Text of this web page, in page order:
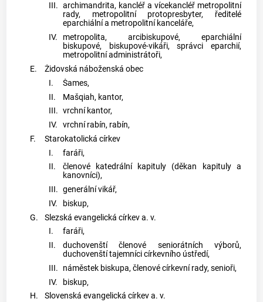
III. archimandrita, kancléř a vícekancléř metropolitní
rady, metropolitní protopresbyter, ředitelé
eparchiální a metropolitní kanceláře,
IV.
metropolita, arcibiskupové, eparchiální
biskupové, biskupové-vikáři, správci eparchií,
metropolitní administrátoři,
E.
Židovská náboženská obec
I.
Šames,
II.
Mašqiah, kantor,
III. vrchní kantor,
IV. vrchní rabín, rabín,
F.
Starokatolická církev
I.
faráři,
II.
členové katedrální kapituly (děkan kapituly a
kanovníci),
III. generální vikář,
IV.
biskup,
G.
Slezská evangelická církev a. v.
I.
faráři,
II.
duchovenští členové seniorátních výborů,
duchovenští tajemníci církevního ústředí,
III. náměstek biskupa, členové církevní rady, senioři,
IV.
biskup,
H.
Slovenská evangelická církev a. v.